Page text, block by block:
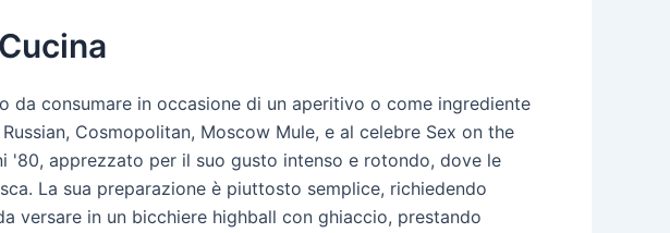
da consumare in occasione di un aperitivo o come ingrediente
Cosmopolitan, Moscow Mule, e al celebre Sex on the
'80, apprezzato per il suo gusto intenso e rotondo, dove le
La sua preparazione è piuttosto semplice, richiedendo
versare in un bicchiere highball con ghiaccio, prestando